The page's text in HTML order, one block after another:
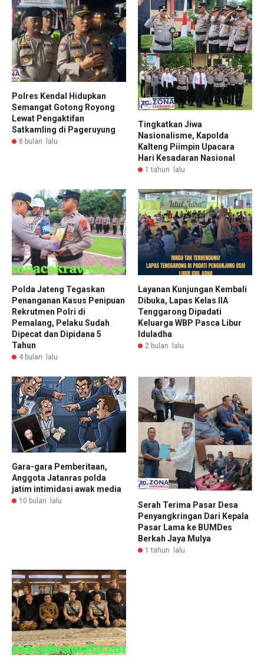
Polres Kendal Hidupkan
Semangat Gotong Royong
Lewat Pengaktifan
Satkamling di Pageruyung
8 bulan lalu
Tingkatkan Jiwa
Nasionalisme, Kapolda
Kalteng Piimpin Upacara
Hari Kesadaran Nasional
1 tahun lalu
Polda Jateng Tegaskan
Penanganan Kasus Penipuan
Rekrutmen Polri di
Pemalang, Pelaku Sudah
Dipecat dan Dipidana 5
Tahun
4 bulan lalu
Layanan Kunjungan Kembali
Dibuka, Lapas Kelas IIA
Tenggarong Dipadati
Keluarga WBP Pasca Libur
Iduladha
2 bulan lalu
Gara-gara Pemberitaan,
Anggota Jatanras polda
jatim intimidasi awak media
10 bulan lalu
Serah Terima Pasar Desa
Penyangkringan Dari Kepala
Pasar Lama ke BUMDes
Berkah Jaya Mulya
1 tahun lalu